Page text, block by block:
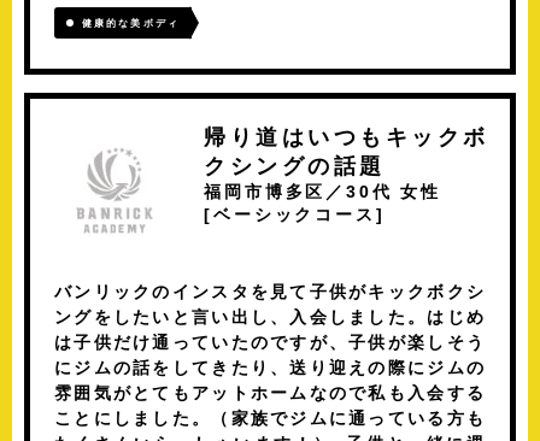
健康的な美ボディ
帰り道はいつもキックボ
クシングの話題
福岡市博多区／30代 女性
[ベーシックコース ]
バンリックのインスタを見て子供がキックボクシ
ングをしたいと言い出し、入会しました。はじめ
は子供だけ通っていたのですが、子供が楽しそう
にジムの話をしてきたり、送り迎えの際にジムの
雰囲気がとてもアットホームなので私も入会する
ことにしました。（家族でジムに通っている方も